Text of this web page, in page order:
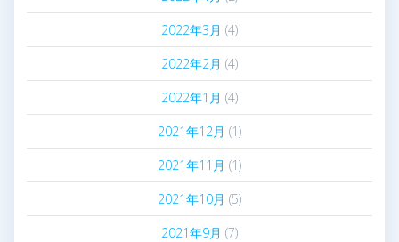
2022年3月 (4)
2022年2月 (4)
2022年1月 (4)
2021年12月 (1)
2021年11月 (1)
2021年10月 (5)
2021年9月 (7)